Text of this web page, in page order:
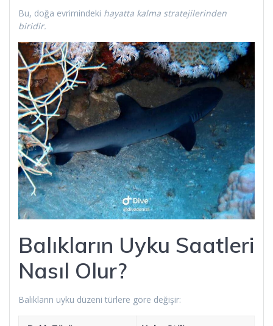
Bu, doğa evrimindeki hayatta kalma stratejilerinden
biridir.
Balıkların Uyku Saatleri
Nasıl Olur?
Balıkların uyku düzeni türlere göre değişir: